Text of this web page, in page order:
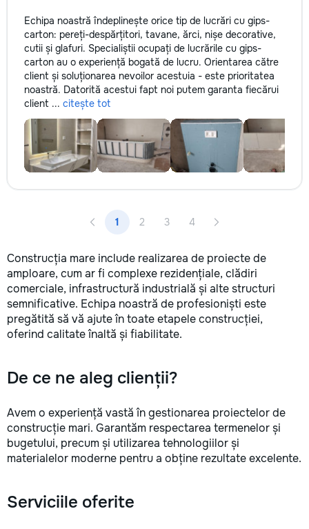
Echipa noastră îndeplinește orice tip de lucrări cu gips-
carton: pereți-despărțitori, tavane, ărci, nișe decorative,
cutii și glafuri. Specialiștii ocupați de lucrările cu gips-
carton au o experiență bogată de lucru. Orientarea către
client și soluționarea nevoilor acestuia - este prioritatea
noastră. Datorită acestui fapt noi putem garanta fiecărui
client ... citește tot
1 2 3 4
Construcția mare include realizarea de proiecte de
amploare, cum ar fi complexe rezidențiale, clădiri
comerciale, infrastructură industrială și alte structuri
semnificative. Echipa noastră de profesioniști este
pregătită să vă ajute în toate etapele construcției,
oferind calitate înaltă și fiabilitate.
De ce ne aleg clienții?
Avem o experiență vastă în gestionarea proiectelor de
construcție mari. Garantăm respectarea termenelor și
bugetului, precum și utilizarea tehnologiilor și
materialelor moderne pentru a obține rezultate excelente.
Serviciile oferite